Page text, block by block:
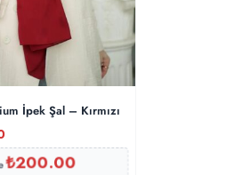
İpek Şal – Kırmızı
₺200.00